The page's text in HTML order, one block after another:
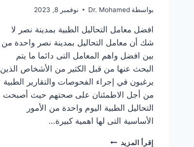
بواسطة Dr. Mohamed نوفمبر 8, 2023
افضل معامل التحاليل الطبية بمدينة نصر لا
شك أن معامل التحاليل بمدينة نصر واحدة من
بين افضل واهم المعامل التى دائما ما يتم
البحث عنها من قبل الكثير من الأشخاص الذين
يرغبون في إجراء الفحوصات والتقارير الطبية
من أجل الاطمئنان على صحتهم حيث أصبحت
التحاليل الطبية اليوم واحدة من الأمور
الأساسية التى لها اهمية كبيرة…
إقرأ المزيد معامل